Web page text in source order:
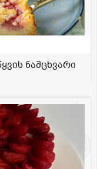
ნამცხვარი